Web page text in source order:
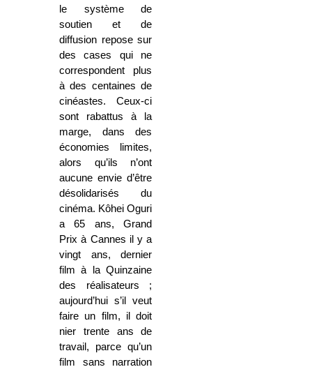
le système de
soutien et de
diffusion repose sur
des cases qui ne
correspondent plus
à des centaines de
cinéastes. Ceux-ci
sont rabattus à la
marge, dans des
économies limites,
alors qu’ils n’ont
aucune envie d’être
désolidarisés du
cinéma. Kôhei Oguri
a 65 ans, Grand
Prix à Cannes il y a
vingt ans, dernier
film à la Quinzaine
des réalisateurs ;
aujourd’hui s’il veut
faire un film, il doit
nier trente ans de
travail, parce qu’un
film sans narration